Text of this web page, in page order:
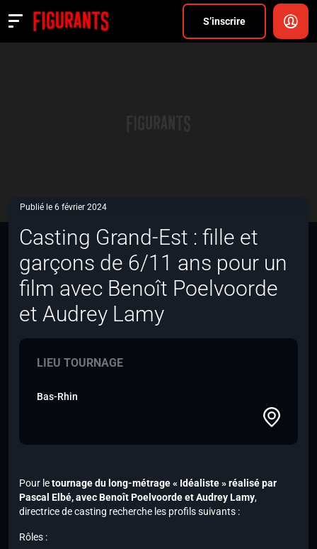
S’inscrire
Actualités
Publié le 6 février 2024
Casting Grand-Est : fille et
garçons de 6/11 ans pour un
film avec Benoît Poelvoorde
et Audrey Lamy
LIEU TOURNAGE
Bas-Rhin
Pour letournage du long-métrage « Idéaliste » réalisé par
Pascal Elbé,avec Benoît Poelvoorde et Audrey Lamy,
directrice de casting recherche les profils suivants :
Rôles :